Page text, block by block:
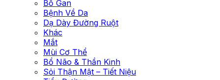
Bổ Gan
Bệnh Về Da
Dạ Dày Đường Ruột
Khác
Mắt
Mùi Cơ Thể
Bổ Não & Thần Kinh
Sỏi Thận Mật – Tiết Niệu